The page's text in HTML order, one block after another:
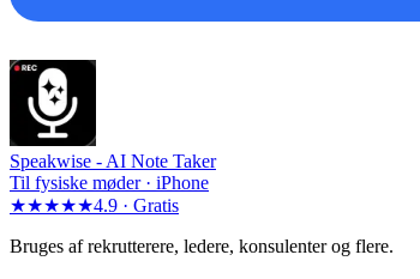
Speakwise - AI Note Taker
Til fysiske møder · iPhone
★★★★★4.9 · Gratis
Bruges af rekrutterere, ledere, konsulenter og flere.